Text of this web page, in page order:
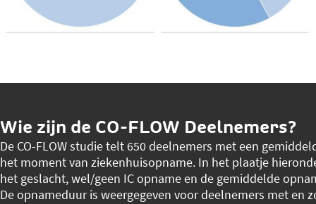
Wie zijn de CO-FLOW Deelnemers?
De CO-FLOW studie telt 650 deelnemers met een
het moment van ziekenhuisopname. In het plaatje
het geslacht, wel/geen IC opname en de gemiddelde
De opnameduur is weergegeven voor deelnemers met en